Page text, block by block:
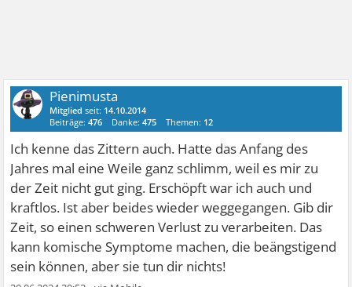
Pienimusta
Mitglied seit: 14.10.2014
Beiträge:476 Danke:475 Themen: 12
Ich kenne das Zittern auch. Hatte das Anfang des
Jahres mal eine Weile ganz schlimm, weil es mir zu
der Zeit nicht gut ging. Erschöpft war ich auch und
kraftlos. Ist aber beides wieder weggegangen. Gib dir
Zeit, so einen schweren Verlust zu verarbeiten. Das
kann komische Symptome machen, die beängstigend
sein können, aber sie tun dir nichts!